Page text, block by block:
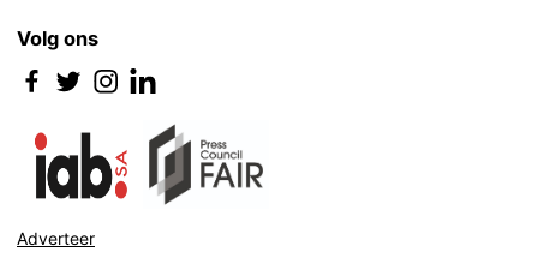
Volg ons
Adverteer